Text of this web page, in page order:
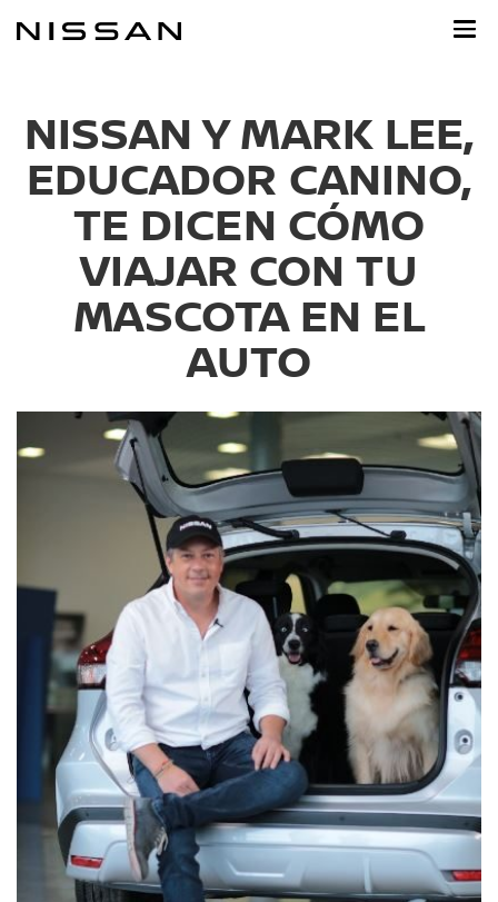
NISSAN Y MARK LEE,
EDUCADOR CANINO,
TE DICEN CÓMO
VIAJAR CON TU
MASCOTA EN EL
AUTO